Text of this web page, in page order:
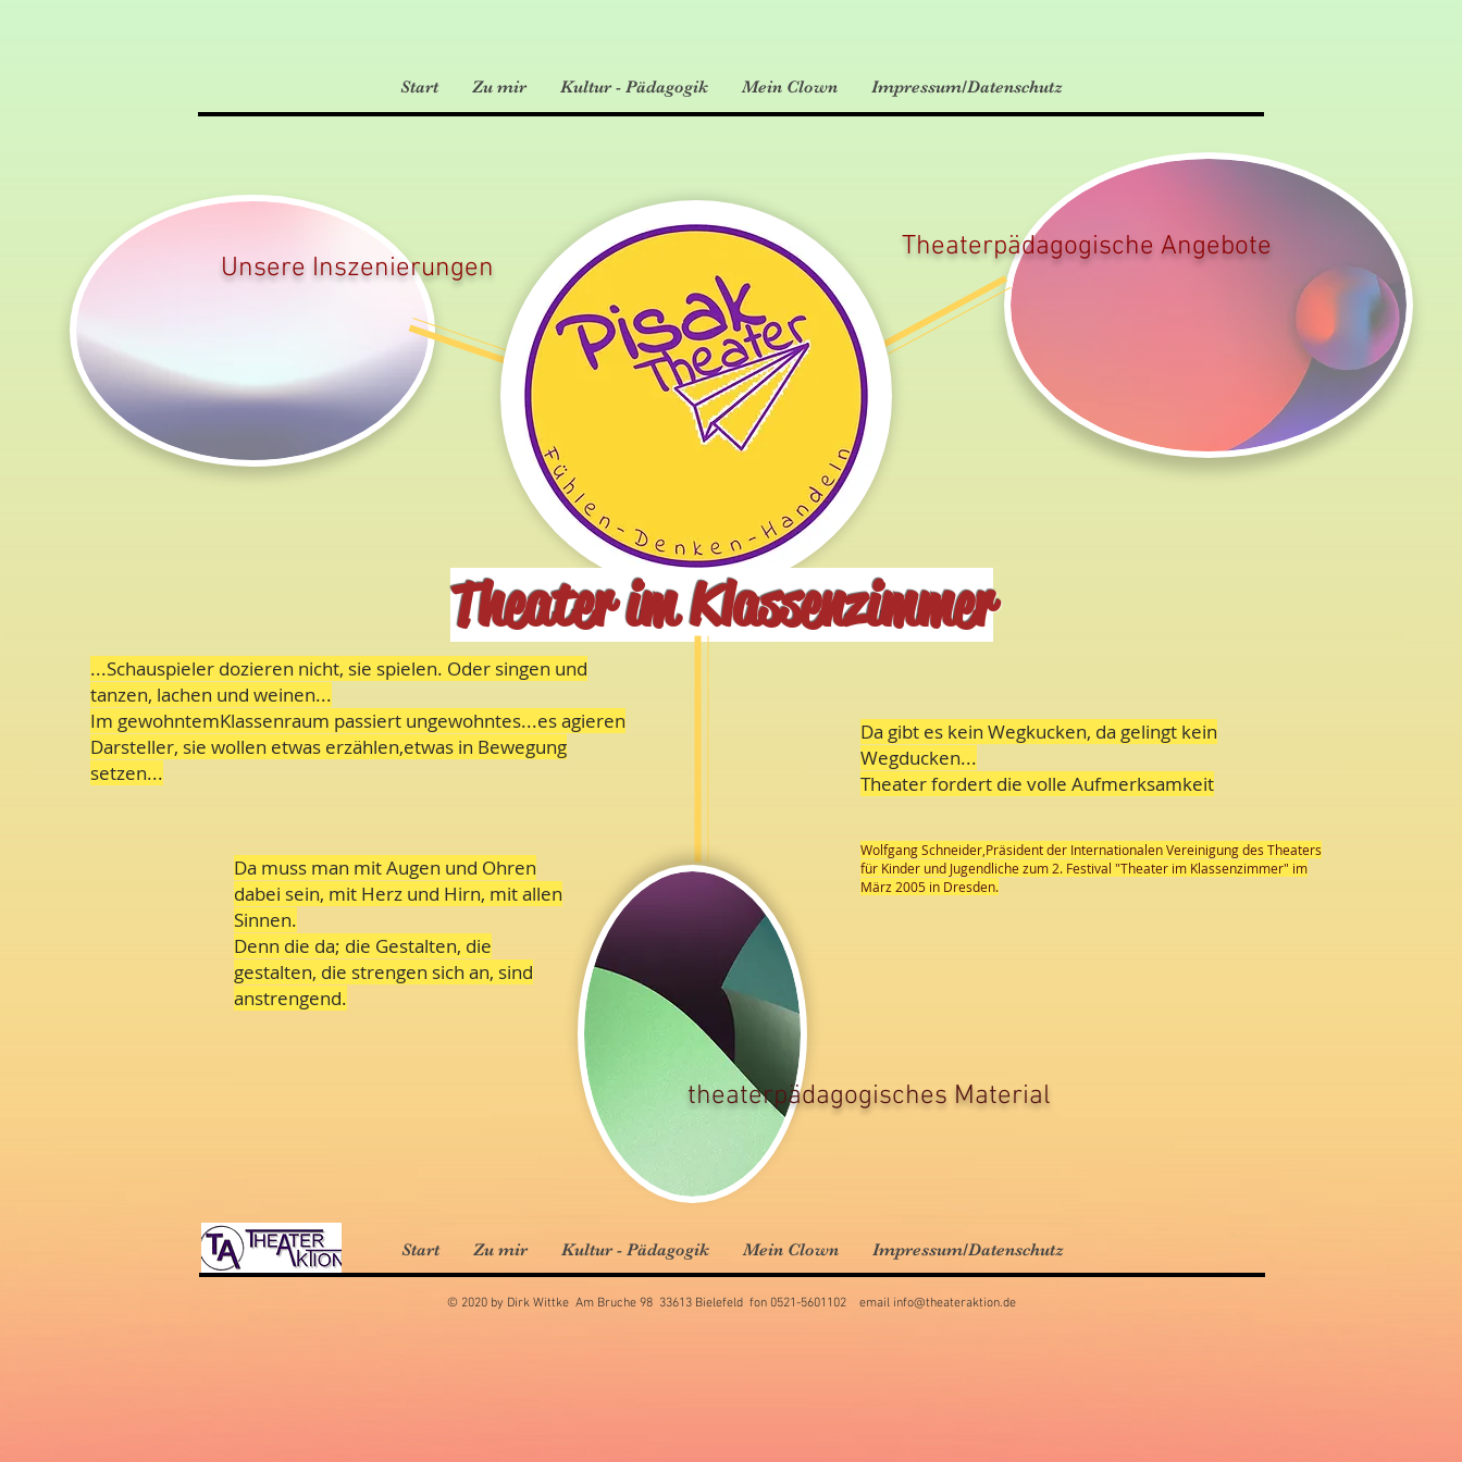
Theaterpädagogische Angebote
Unsere Inszenierungen
Theater im Klassenzimmer
...Schauspieler dozieren nicht, sie spielen. Oder singen und
tanzen, lachen und weinen...
Im gewohntemKlassenraum passiert ungewohntes...es agieren
Darsteller, sie wollen etwas erzählen,etwas in Bewegung
setzen...
Da muss man mit Augen und Ohren
dabei sein, mit Herz und Hirn, mit allen
Sinnen.
Denn die da; die Gestalten, die
gestalten, die strengen sich an, sind
anstrengend.
Da gibt es kein Wegkucken, da gelingt kein
Wegducken...
Theater fordert die volle Aufmerksamkeit
Wolfgang Schneider,Präsident der Internationalen Vereinigung des Theaters
für Kinder und Jugendliche zum 2. Festival "Theater im Klassenzimmer" im
März 2005 in Dresden.
theaterpädagogisches Material
Start Zu mir Kultur - Pädagogik Mein Clown Impressum/Datenschutz
Start Zu mir Kultur - Pädagogik Mein Clown Impressum/Datenschutz
© 2020 by Dirk Wittke Am Bruche 98 33613 Bielefeld fon 0521-5601102 email info@theateraktion.de